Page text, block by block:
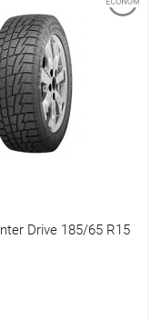
Drive 185/65 R15